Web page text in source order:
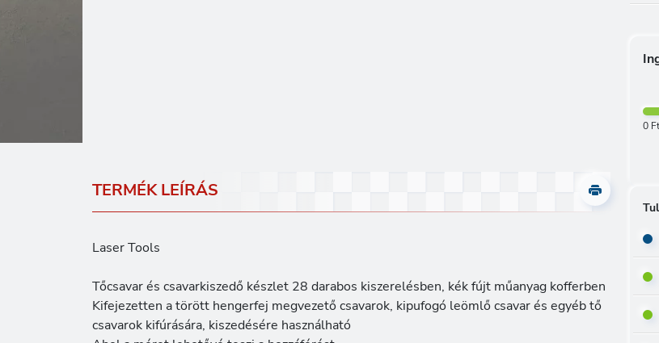
TERMÉK LEÍRÁS
Laser Tools
Tőcsavar és csavarkiszedő készlet 28 darabos kiszerelésben, kék fújt műanyag kofferben
Kifejezetten a törött hengerfej megvezető csavarok, kipufogó leömlő csavar és egyéb tő
csavarok kifúrására, kiszedésére használható
0 Ft